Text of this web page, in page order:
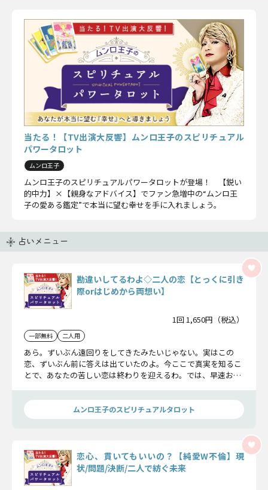
当たる！【TV出演大反響】ムンロ王子のスピリチュアル
パワータロット
ムンロ王子
ムンロ王子のスピリチュアルパワータロットが登場！ 【鋭い
的中力】×【親身なアドバイス】でファン急増中の“ムンロ王
子の愛ある鑑定”で本当に望む幸せを手に入れましょう。
占いメニュー
勘違いしてるわよ◇二人の恋【とっくに引き
際orはじめから両想い】
1回 1,650円（税込）
一部無料 二人用
あら。ずいぶん遠回りをしてきたみたいじゃない。実はこの
恋、ずいぶん前に答えは出ていたのよ。今ここで真実を知るこ
とで、あなたの苦しい恋は終わりを迎えるわ。では、早速お二
ね。
ムンロ王子のスピリチュアルタロット
恋心、貫いてもいいの？【純愛W不倫】現
状/問題/決断/二人で紡ぐ未来